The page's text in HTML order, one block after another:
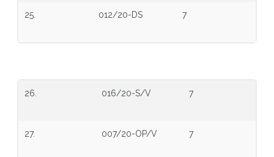
25. 012/20-DS 7
26. 016/20-S/V 7
27. 007/20-OP/V 7